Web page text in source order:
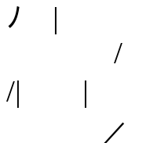
ﾉ |
/
/|
＿＿＿